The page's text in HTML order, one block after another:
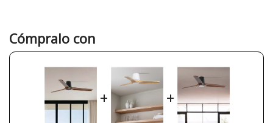
Color
Negro
19 cm
Diámetro (cm)
5.67 kg
Cómpralo con
+ +